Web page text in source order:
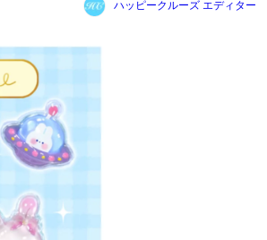
ハッピークルーズ エディター